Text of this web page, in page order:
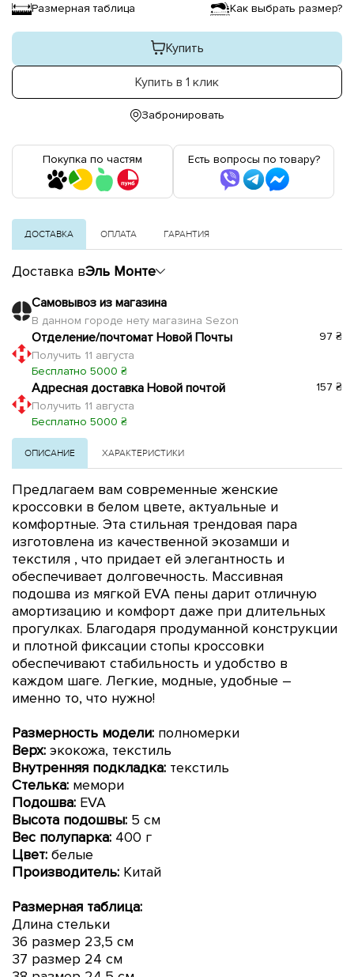
Размерная таблица Как выбрать размер?
Купить
Купить в 1 клик
Забронировать
Покупка по частям Есть вопросы по товару?
ДОСТАВКА ОПЛАТА ГАРАНТИЯ
Доставка вЭль Монте
Самовывоз из магазина
В данном городе нету магазина Sezon
Отделение/почтомат Новой Почты
Получить 11 августа
Бесплатно 5000 ₴
97 ₴
Адресная доставка Новой почтой
Получить 11 августа
Бесплатно 5000 ₴
157 ₴
ОПИСАНИЕ ХАРАКТЕРИСТИКИ
Предлагаем вам современные женские
кроссовки в белом цвете, актуальные и
комфортные. Эта стильная трендовая пара
изготовлена из качественной экозамши и
текстиля , что придает ей элегантность и
обеспечивает долговечность. Массивная
подошва из мягкой EVA пены дарит отличную
амортизацию и комфорт даже при длительных
прогулках. Благодаря продуманной конструкции
и плотной фиксации стопы кроссовки
обеспечивают стабильность и удобство в
каждом шаге. Легкие, модные, удобные –
именно то, что нужно!
Размерность модели: полномерки
Верх: экокожа, текстиль
Внутренняя подкладка: текстиль
Стелька: мемори
Подошва: EVA
Высота подошвы: 5 см
Вес полупарка: 400 г
Цвет: белые
Производитель: Китай
Размерная таблица:
Длина стельки
36 размер 23,5 см
37 размер 24 см